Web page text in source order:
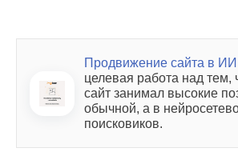
Продвижение сайта в
целевая работа над тем,
сайт занимал высокие
обычной, а в
поисковиков.